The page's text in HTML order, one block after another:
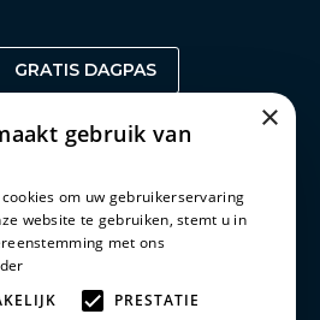
GRATIS DAGPAS
×
gebruik van
om uw gebruikerservaring
website te gebruiken, stemt u in
met ons
PRESTATIE